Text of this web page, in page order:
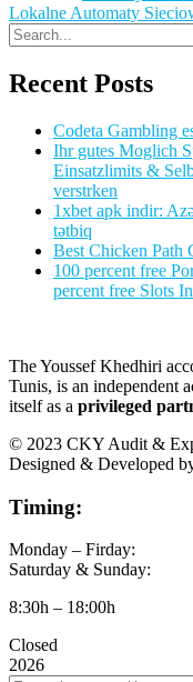
Lokalne Automaty
Recent Posts
Codeta Gambling
Ihr gutes Moglich
Einsatzlimits &
verstrken
1xbet apk indir:
tətbiq
Best Chicken Path
100 percent free
percent free Slots
The Youssef Khedhiri
Tunis, is an independent
itself as a privileged
© 2023 CKY Audit &
Designed & Developed
Timing:
Monday – Firday:
Saturday & Sunday:
8:30h – 18:00h
Closed
2026